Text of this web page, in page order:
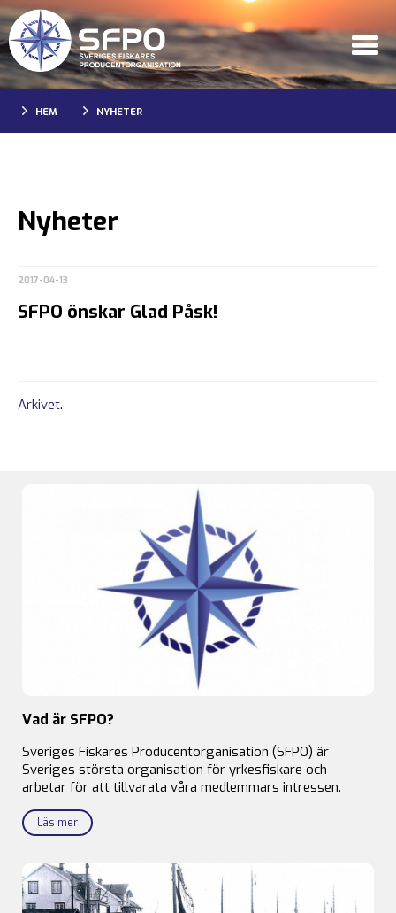
HEM NYHETER
Nyheter
2017-04-13
SFPO önskar Glad Påsk!
Arkivet.
Vad är SFPO?
Sveriges Fiskares Producentorganisation (SFPO) är
Sveriges största organisation för yrkesfiskare och
arbetar för att tillvarata våra medlemmars intressen.
Läs mer